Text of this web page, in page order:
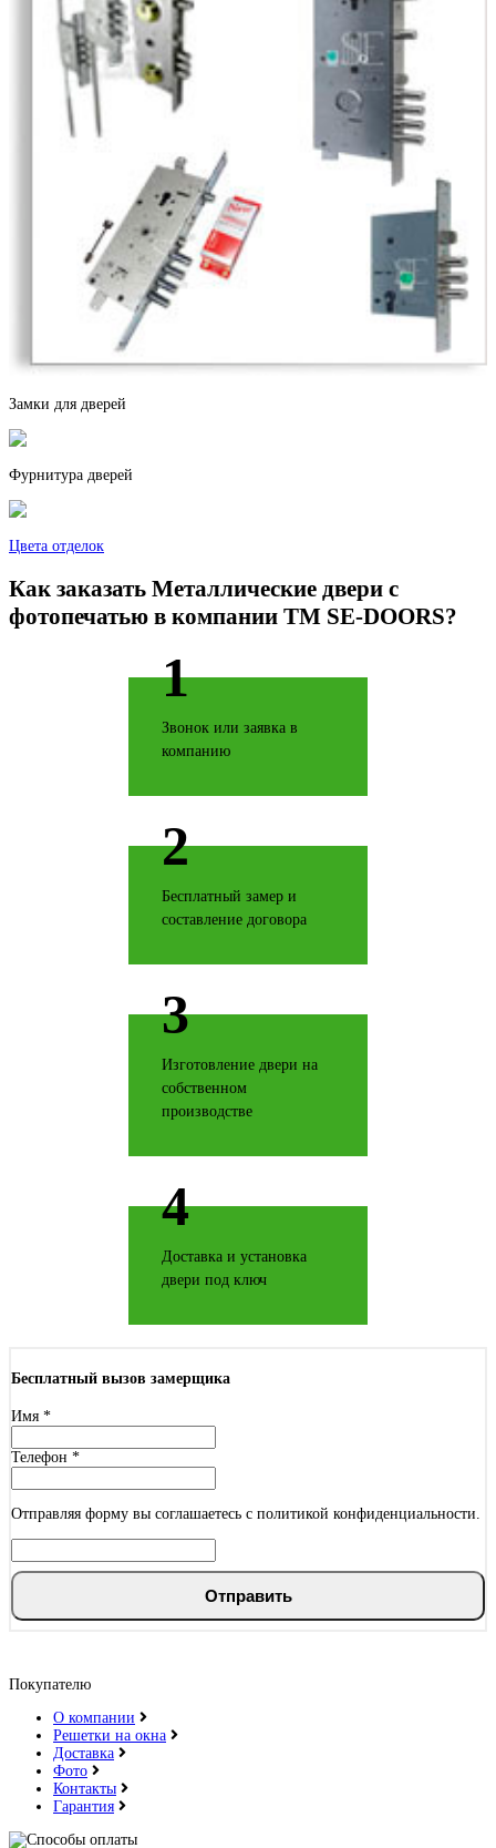
Дерево софт
Дуб филадельфия
Дуб натуральный
Дуб ясный
Джатобо
Серый горизонт
Замки для дверей
Фурнитура дверей
Цвета отделок
Как заказать Металлические двери с
фотопечатью в компании TM SE-DOORS?
1
Звонок или заявка в
компанию
2
Бесплатный замер и
составление договора
3
Изготовление двери на
собственном
производстве
4
Доставка и установка
двери под ключ
Бесплатный вызов замерщика
Имя *
Телефон *
Отправляя форму вы соглашаетесь с политикой конфиденциальности.
Отправить
Покупателю
О компании
Решетки на окна
Доставка
Фото
Контакты
Гарантия